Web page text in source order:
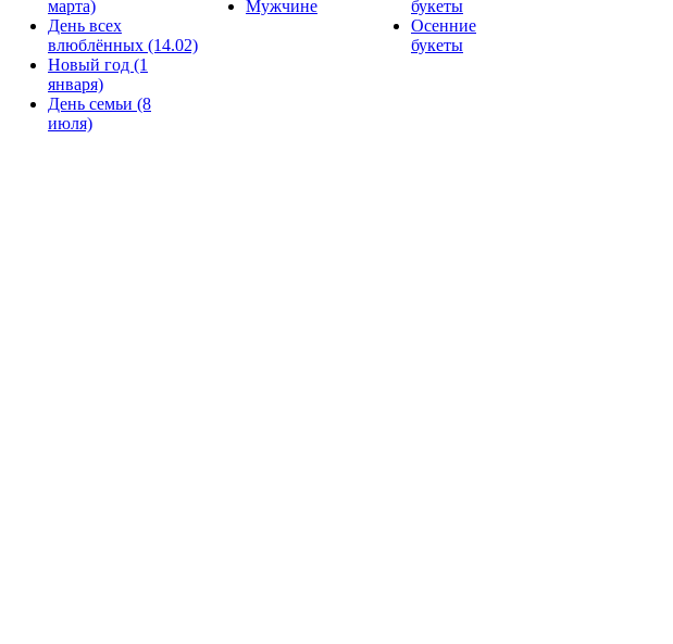
марта)
День всех
влюблённых (14.02)
Новый год (1
января)
День семьи (8
июля)
Мужчине
букеты
Осенние
букеты